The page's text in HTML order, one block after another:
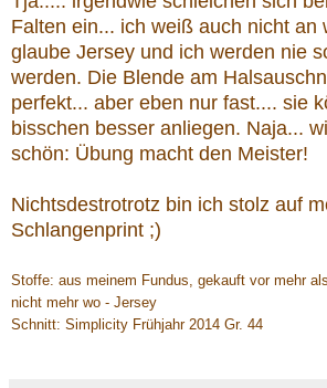
Falten ein... ich weiß auch nicht an
glaube Jersey und ich werden nie
werden. Die Blende am
perfekt... aber eben nur fast.... sie
bisschen besser anliegen. Naja...
schön: Übung macht den Meister!
Nichtsdestrotrotz bin ich stolz auf
Schlangenprint ;)
Stoffe: aus meinem Fundus, gekauft vor mehr
nicht mehr wo - Jersey
Schnitt: Simplicity Frühjahr 2014 Gr. 44